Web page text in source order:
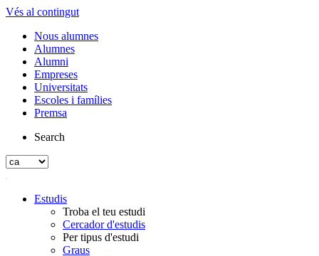
Vés al contingut
Nous alumnes
Alumnes
Alumni
Empreses
Universitats
Escoles i famílies
Premsa
Search
Estudis
Troba el teu estudi
Cercador d'estudis
Per tipus d'estudi
Graus